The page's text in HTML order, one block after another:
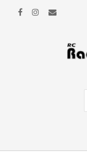
RC Radl